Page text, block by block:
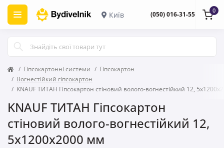
Київ (050) 016-31-55 0
Гіпсокартонні системи
Гіпсокартон
Вогнестійкий гіпсокартон
KNAUF ТИТАН Гіпсокартон стіновий волого-вогнестійкий 12,
KNAUF ТИТАН Гіпсокартон
стіновий волого-вогнестійкий 12,
5x1200x2000 мм